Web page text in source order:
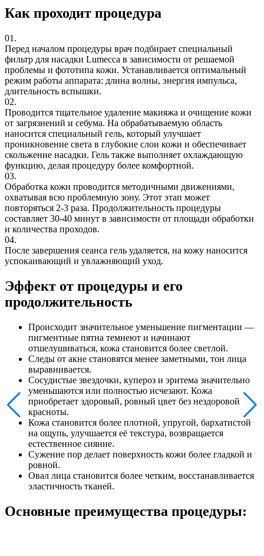
Как проходит процедура
01.
Перед началом процедуры врач подбирает специальный
фильтр для насадки Lumecca в зависимости от решаемой
проблемы и фототипа кожи. Устанавливается оптимальный
режим работы аппарата: длина волны, энергия импульса,
длительность вспышки.
02.
Проводится тщательное удаление макияжа и очищение кожи
от загрязнений и себума. На обрабатываемую область
наносится специальный гель, который улучшает
проникновение света в глубокие слои кожи и обеспечивает
скольжение насадки. Гель также выполняет охлаждающую
функцию, делая процедуру более комфортной.
03.
Обработка кожи проводится методичными движениями,
охватывая всю проблемную зону. Этот этап может
повторяться 2-3 раза. Продолжительность процедуры
составляет 30-40 минут в зависимости от площади обработки
и количества проходов.
04.
После завершения сеанса гель удаляется, на кожу наносится
успокаивающий и увлажняющий уход.
Эффект от процедуры и его
продолжительность
Происходит значительное уменьшение пигментации —
пигментные пятна темнеют и начинают
отшелушиваться, кожа становится более светлой.
Следы от акне становятся менее заметными, тон лица
выравнивается.
Сосудистые звездочки, купероз и эритема значительно
уменьшаются или полностью исчезают. Кожа
приобретает здоровый, ровный цвет без нездоровой
красноты.
Кожа становится более плотной, упругой, бархатистой
на ощупь, улучшается её текстура, возвращается
естественное сияние.
Сужение пор делает поверхность кожи более гладкой и
ровной.
Овал лица становится более четким, восстанавливается
эластичность тканей.
Основные преимущества процедуры: